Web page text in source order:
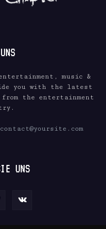
music &
you with the latest
the entertainment
contact@yoursite.com
UNS